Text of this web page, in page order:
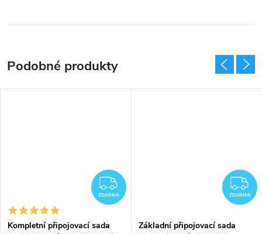
ZDARMA
ZDARMA
Kompletní připojovací sada
ZDARMA
Základní připojovací sada